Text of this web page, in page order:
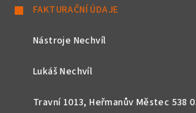
FAKTURAČNÍ ÚDAJE
Nástroje Nechvíl
Lukáš Nechvíl
Travní 1013, Heřmanův Městec 538